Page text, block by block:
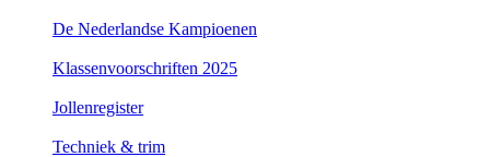
De Nederlandse Kampioenen
Klassenvoorschriften 2025
Jollenregister
Techniek & trim